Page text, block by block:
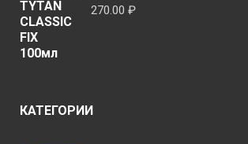
270.00 ₽
КАТЕГОРИИ